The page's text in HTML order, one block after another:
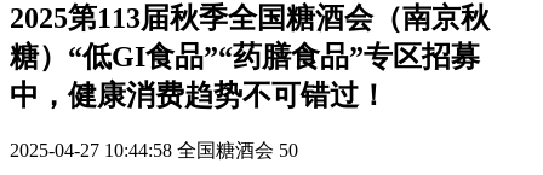
2025第113届秋季全国糖酒会（南京秋
糖）“低GI食品”“药膳食品”专区招募
中，健康消费趋势不可错过！
2025-04-27 10:44:58 全国糖酒会 50